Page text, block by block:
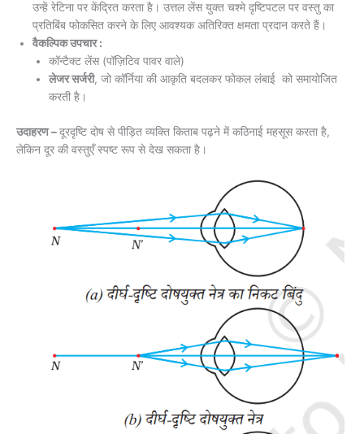
उन्हें रेटिना पर केंद्रित करता है। उत्तल लेंस युक्त चश्मे दृष्टिपटल पर वस्तु का
प्रतिबिंब फोकसित करने के लिए आवश्यक अतिरिक्त क्षमता प्रदान करते हैं।
वैकल्पिक उपचार :
कॉन्टैक्ट लेंस (पॉज़िटिव पावर वाले)
लेजर सर्जरी, जो कॉर्निया की आकृति बदलकर फोकल लंबाई को समायोजित
करती है।
उदाहरण –दूरदृष्टि दोष से पीड़ित व्यक्ति किताब पढ़ने में कठिनाई महसूस करता है,
लेकिन दूर की वस्तुएँ स्पष्ट रूप से देख सकता है।